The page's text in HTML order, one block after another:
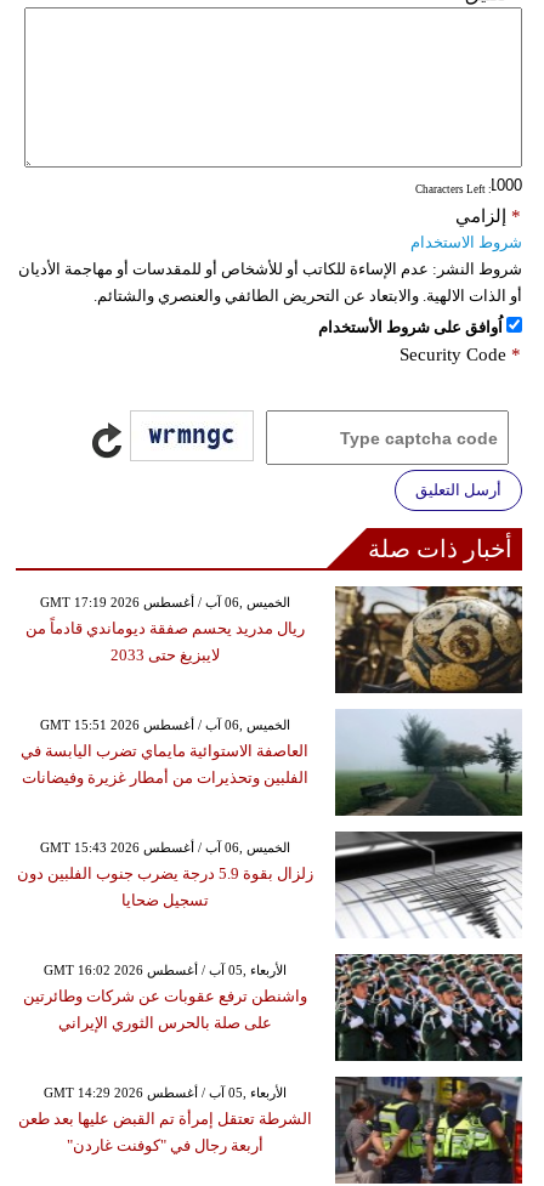
: Characters Left
إلزامي *
شروط الاستخدام
شروط النشر: عدم الإساءة للكاتب أو للأشخاص أو للمقدسات أو مهاجمة الأديان
أو الذات الالهية. والابتعاد عن التحريض الطائفي والعنصري والشتائم.
اُوافق على شروط الأستخدام
Security Code *
أرسل التعليق
أخبار ذات صلة
GMT 17:19 2026 الخميس ,06 آب / أغسطس
ريال مدريد يحسم صفقة ديوماندي قادماً من
لايبزيغ حتى 2033
GMT 15:51 2026 الخميس ,06 آب / أغسطس
العاصفة الاستوائية مايماي تضرب اليابسة في
الفلبين وتحذيرات من أمطار غزيرة وفيضانات
GMT 15:43 2026 الخميس ,06 آب / أغسطس
زلزال بقوة 5.9 درجة يضرب جنوب الفلبين دون
تسجيل ضحايا
GMT 16:02 2026 الأربعاء ,05 آب / أغسطس
واشنطن ترفع عقوبات عن شركات وطائرتين
على صلة بالحرس الثوري الإيراني
GMT 14:29 2026 الأربعاء ,05 آب / أغسطس
الشرطة تعتقل إمرأة تم القبض عليها بعد طعن
أربعة رجال في "كوفنت غاردن"